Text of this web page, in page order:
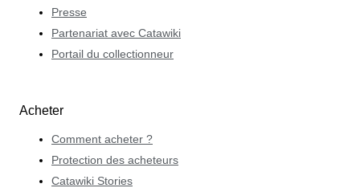
Presse
Partenariat avec Catawiki
Portail du collectionneur
Acheter
Comment acheter ?
Protection des acheteurs
Catawiki Stories